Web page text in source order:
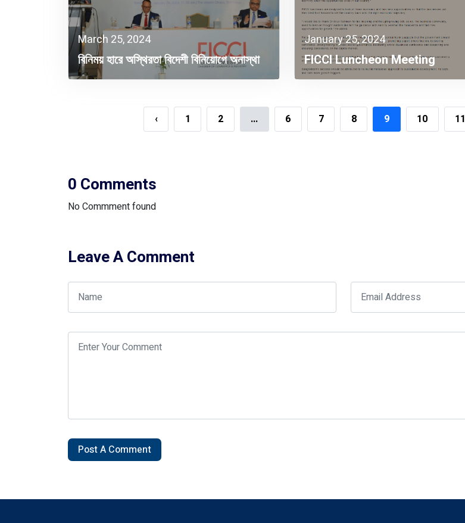
March 25, 2024
বিনিময় হারে অস্থিরতা বিদেশী বিনিয়োগে অনাস্থা
তৈরি করছে : ড. আতিউর রহমান
January 25, 2024
FICCI Luncheon Meeting
‹ 1 2 ... 6 7 8 9 10 11
0 Comments
No Commment found
Leave A Comment
Post A Comment